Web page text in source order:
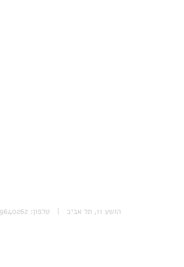
הושע 11, תל אביב | טלפון: 053-9640262